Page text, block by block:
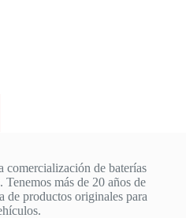
comercialización de baterías
más de 20 años de
de productos originales para